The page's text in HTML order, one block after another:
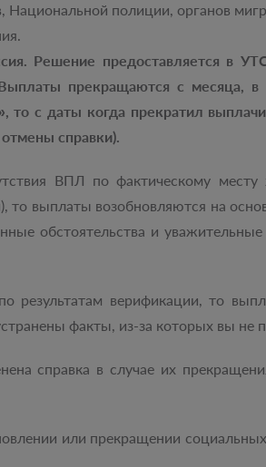
полиции, органов
Решение предоставляется в
прекращаются с месяца,
с даты когда прекратил
справки).
ВПЛ по фактическому месту
то выплаты возобновляются на
обстоятельства и
верификации, то
факты, из-за которых вы не
справка в случае их
или прекращении